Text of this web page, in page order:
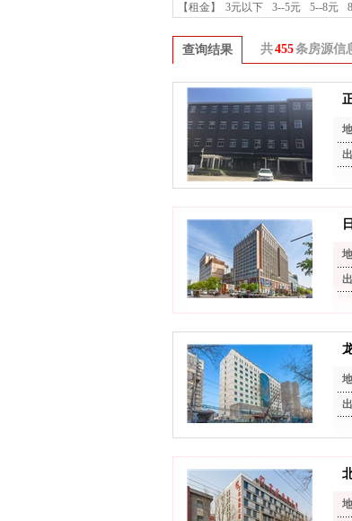
【租金】
3元以下 3--5元 5--8元
查询结果 共455条房源信